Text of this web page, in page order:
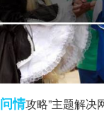
问情攻略”主题解决